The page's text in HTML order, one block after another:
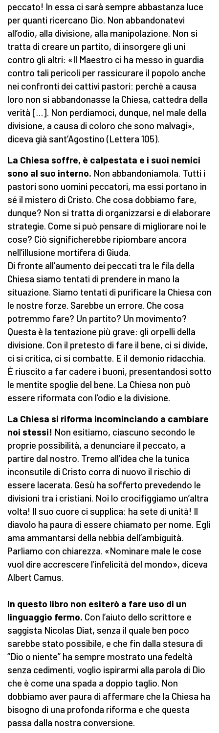
peccato! In essa ci sarà sempre abbastanza luce
per quanti ricercano Dio. Non abbandonatevi
all’odio, alla divisione, alla manipolazione. Non si
tratta di creare un partito, di insorgere gli uni
contro gli altri: «Il Maestro ci ha messo in guardia
contro tali pericoli per rassicurare il popolo anche
nei confronti dei cattivi pastori: perché a causa
loro non si abbandonasse la Chiesa, cattedra della
verità […]. Non perdiamoci, dunque, nel male della
divisione, a causa di coloro che sono malvagi»,
diceva già sant’Agostino (Lettera 105).
La Chiesa soffre, è calpestata e i suoi nemici
sono al suo interno. Non abbandoniamola. Tutti i
pastori sono uomini peccatori, ma essi portano in
sé il mistero di Cristo. Che cosa dobbiamo fare,
dunque? Non si tratta di organizzarsi e di elaborare
strategie. Come si può pensare di migliorare noi le
cose? Ciò significherebbe ripiombare ancora
nell’illusione mortifera di Giuda.
Di fronte all’aumento dei peccati tra le fila della
Chiesa siamo tentati di prendere in mano la
situazione. Siamo tentati di purificare la Chiesa con
le nostre forze. Sarebbe un errore. Che cosa
potremmo fare? Un partito? Un movimento?
Questa è la tentazione più grave: gli orpelli della
divisione. Con il pretesto di fare il bene, ci si divide,
ci si critica, ci si combatte. E il demonio ridacchia.
È riuscito a far cadere i buoni, presentandosi sotto
le mentite spoglie del bene. La Chiesa non può
essere riformata con l’odio e la divisione.
La Chiesa si riforma incominciando a cambiare
noi stessi! Non esitiamo, ciascuno secondo le
proprie possibilità, a denunciare il peccato, a
partire dal nostro. Tremo all’idea che la tunica
inconsutile di Cristo corra di nuovo il rischio di
essere lacerata. Gesù ha sofferto prevedendo le
divisioni tra i cristiani. Noi lo crocifiggiamo un’altra
volta! Il suo cuore ci supplica: ha sete di unità! Il
diavolo ha paura di essere chiamato per nome. Egli
ama ammantarsi della nebbia dell’ambiguità.
Parliamo con chiarezza. «Nominare male le cose
vuol dire accrescere l’infelicità del mondo», diceva
Albert Camus.
In questo libro non esiterò a fare uso di un
linguaggio fermo. Con l’aiuto dello scrittore e
saggista Nicolas Diat, senza il quale ben poco
sarebbe stato possibile, e che fin dalla stesura di
“Dio o niente” ha sempre mostrato una fedeltà
senza cedimenti, voglio ispirarmi alla parola di Dio
che è come una spada a doppio taglio. Non
dobbiamo aver paura di affermare che la Chiesa ha
bisogno di una profonda riforma e che questa
passa dalla nostra conversione.